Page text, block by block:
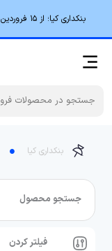
بنکداری کیا؛ از ۱۵ فروردین تا ۱۵ خرداد، خرید بالای 50میلیون تومان رایگان شد!
بنکداری کیا
جستجو محصول
فیلتر کردن